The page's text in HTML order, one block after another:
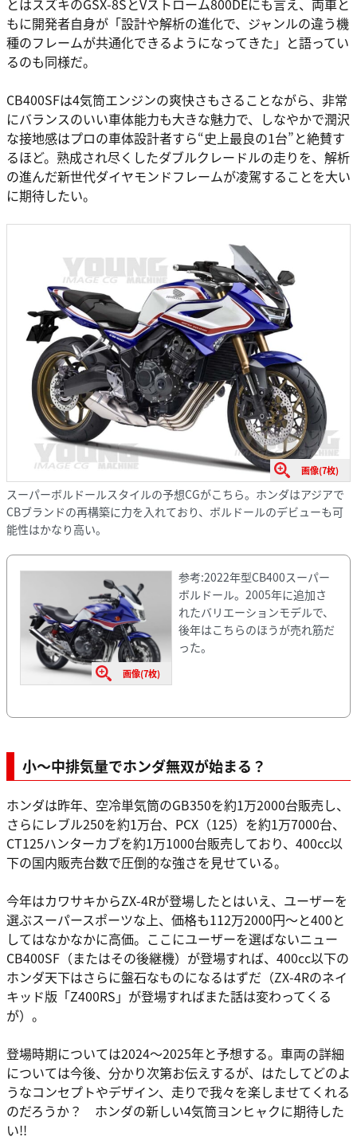
もに開発者自身が「設計や解析の進化で、ジャンルの違う機
種のフレームが共通化できるようになってきた」と語ってい
るのも同様だ。
CB400SFは4気筒エンジンの爽快さもさることながら、非常
にバランスのいい車体能力も大きな魅力で、しなやかで潤沢
な接地感はプロの車体設計者すら“史上最良の1台”と絶賛す
るほど。熟成され尽くしたダブルクレードルの走りを、解析
の進んだ新世代ダイヤモンドフレームが凌駕することを大い
に期待したい。
画像(7枚)
スーパーボルドールスタイルの予想CGがこちら。ホンダはアジアで
CBブランドの再構築に力を入れており、ボルドールのデビューも可
能性はかなり高い。
画像(7枚)
参考:2022年型CB400スーパー
ボルドール。2005年に追加さ
れたバリエーションモデルで、
後年はこちらのほうが売れ筋だ
った。
小〜中排気量でホンダ無双が始まる？
ホンダは昨年、空冷単気筒のGB350を約1万2000台販売し、
さらにレブル250を約1万台、PCX（125）を約1万7000台、
CT125ハンターカブを約1万1000台販売しており、400cc以
下の国内販売台数で圧倒的な強さを見せている。
今年はカワサキからZX-4Rが登場したとはいえ、ユーザーを
選ぶスーパースポーツな上、価格も112万2000円〜と400と
してはなかなかに高価。ここにユーザーを選ばないニュー
CB400SF（またはその後継機）が登場すれば、400cc以下の
ホンダ天下はさらに盤石なものになるはずだ（ZX-4Rのネイ
キッド版「Z400RS」が登場すればまた話は変わってくる
が）。
登場時期については2024〜2025年と予想する。車両の詳細
については今後、分かり次第お伝えするが、はたしてどのよ
うなコンセプトやデザイン、走りで我々を楽しませてくれる
のだろうか？ ホンダの新しい4気筒ヨンヒャクに期待した
い!!